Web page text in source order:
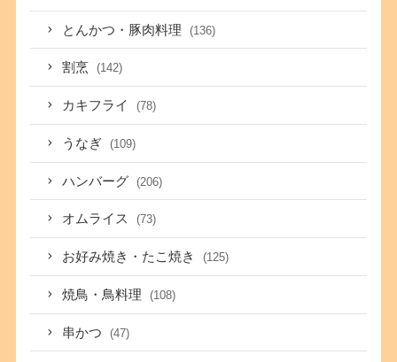
とんかつ・豚肉料理 (136)
割烹 (142)
カキフライ (78)
うなぎ (109)
ハンバーグ (206)
オムライス (73)
お好み焼き・たこ焼き (125)
焼鳥・鳥料理 (108)
串かつ (47)